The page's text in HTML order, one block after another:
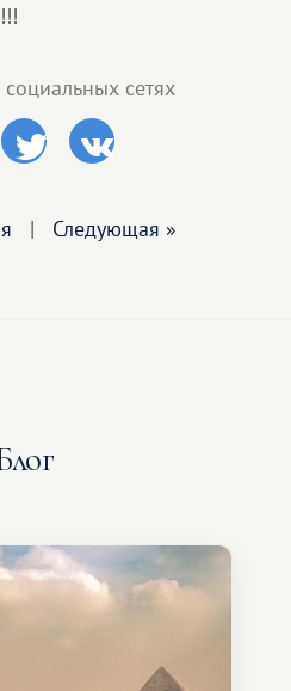
сетях
| Следующая »